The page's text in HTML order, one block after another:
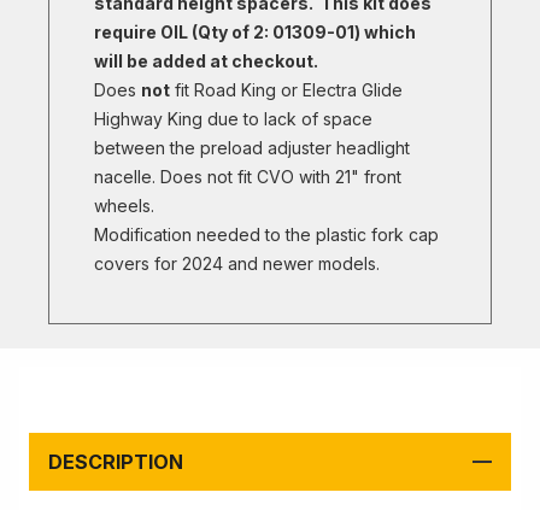
require OIL (Qty of 2: 01309-01) which
will be added at checkout.
Does not fit Road King or Electra Glide
Highway King due to lack of space
between the preload adjuster headlight
nacelle. Does not fit CVO with 21" front
wheels.
Modification needed to the plastic fork cap
covers for 2024 and newer models.
DESCRIPTION